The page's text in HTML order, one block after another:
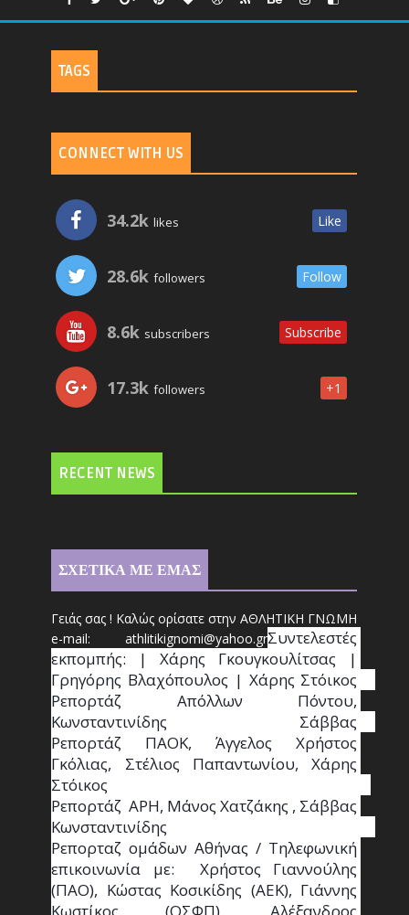
TAGS
CONNECT WITH US
34.2k likes Like
28.6k followers Follow
8.6k subscribers Subscribe
17.3k followers +1
RECENT NEWS
ΣΧΕΤΙΚΑ ΜΕ ΕΜΑΣ
Γειάς σας ! Καλώς ορίσατε στην ΑΘΛΗΤΙΚΗ ΓΝΩΜΗ
e-mail: athlitikignomi@yahoo.grΣυντελεστές
εκπομπής: | Χάρης Γκουγκουλίτσας |
Γρηγόρης Βλαχόπουλος | Χάρης Στόικος
Ρεπορτάζ Απόλλων Πόντου,
Κωνσταντινίδης   Σάββας
Ρεπορτάζ ΠΑΟΚ, Άγγελος Χρήστος
Γκόλιας, Στέλιος Παπαντωνίου, Χάρης
Στόικος
Ρεπορτάζ  ΑΡΗ, Μάνος Χατζάκης , Σάββας
Κωνσταντινίδης
Ρεπορταζ ομάδων Αθήνας / Τηλεφωνική
επικοινωνία με:  Χρήστος Γιαννούλης
(ΠΑΟ), Κώστας Κοσικίδης (ΑΕΚ), Γιάννης